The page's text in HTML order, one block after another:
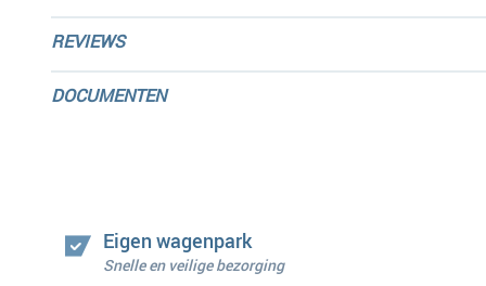
REVIEWS
DOCUMENTEN
Eigen wagenpark
Snelle en veilige bezorging